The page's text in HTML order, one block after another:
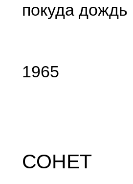
покуда дождь
1965
СОНЕТ